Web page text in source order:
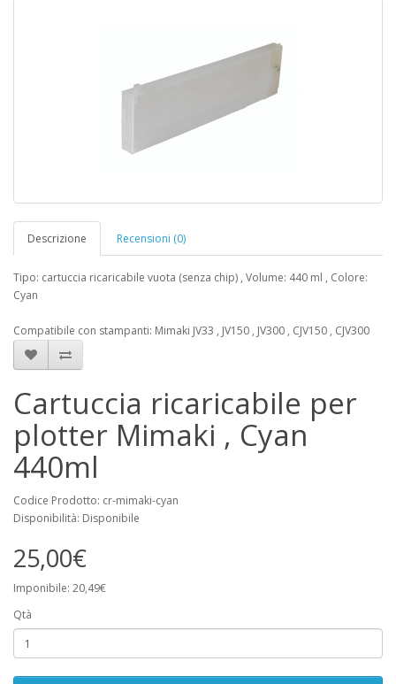
Descrizione Recensioni (0)
Tipo: cartuccia ricaricabile vuota (senza chip) , Volume: 440 ml , Colore:
Cyan
Compatibile con stampanti: Mimaki JV33 , JV150 , JV300 , CJV150 , CJV300
Cartuccia ricaricabile per
plotter Mimaki , Cyan
440ml
Codice Prodotto: cr-mimaki-cyan
Disponibilità: Disponibile
25,00€
Imponibile: 20,49€
Qtà